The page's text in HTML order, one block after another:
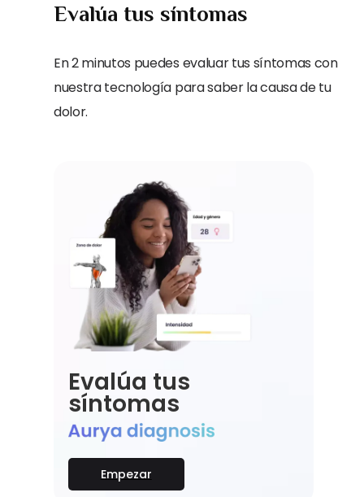
Evalúa tus síntomas
En 2 minutos puedes evaluar tus síntomas con
nuestra tecnología para saber la causa de tu
dolor.
Evalúa tus
síntomas
Empezar